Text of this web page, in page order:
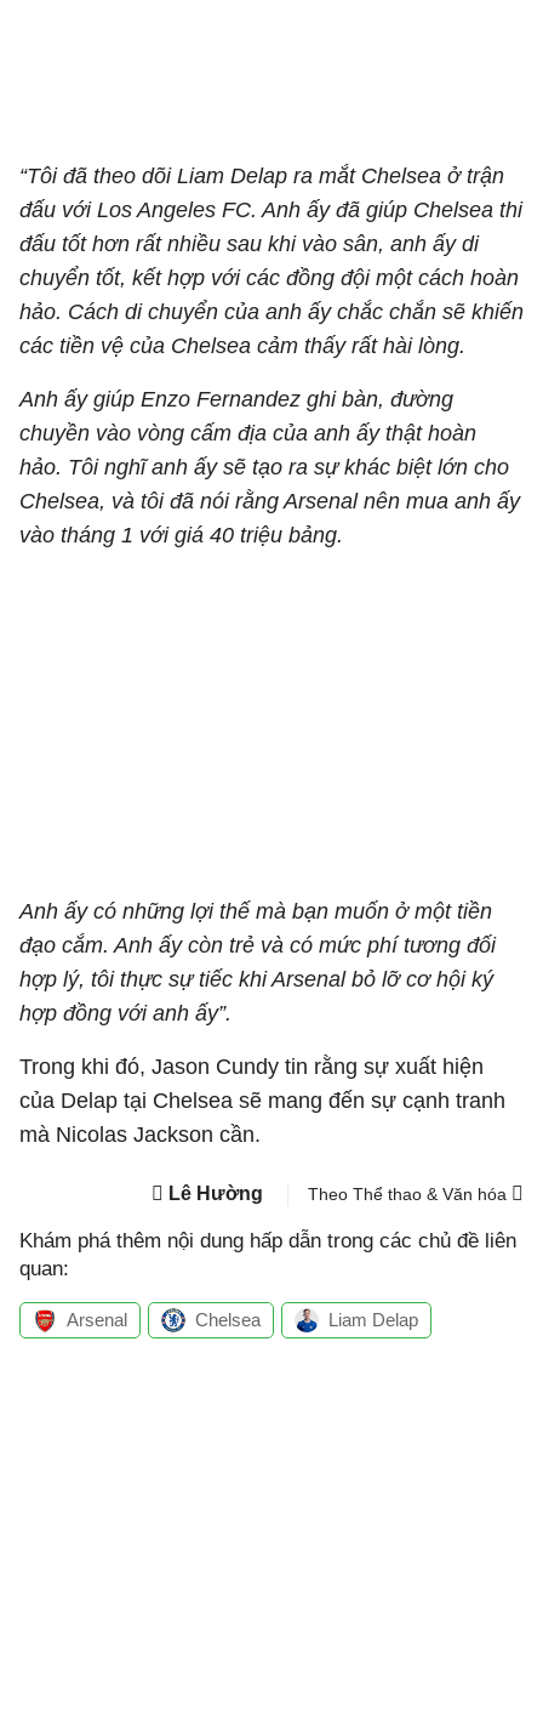
“Tôi đã theo dõi Liam Delap ra mắt Chelsea ở trận
đấu với Los Angeles FC. Anh ấy đã giúp Chelsea thi
đấu tốt hơn rất nhiều sau khi vào sân, anh ấy di
chuyển tốt, kết hợp với các đồng đội một cách hoàn
hảo. Cách di chuyển của anh ấy chắc chắn sẽ khiến
các tiền vệ của Chelsea cảm thấy rất hài lòng.
Anh ấy giúp Enzo Fernandez ghi bàn, đường
chuyền vào vòng cấm địa của anh ấy thật hoàn
hảo. Tôi nghĩ anh ấy sẽ tạo ra sự khác biệt lớn cho
Chelsea, và tôi đã nói rằng Arsenal nên mua anh ấy
vào tháng 1 với giá 40 triệu bảng.
Anh ấy có những lợi thế mà bạn muốn ở một tiền
đạo cắm. Anh ấy còn trẻ và có mức phí tương đối
hợp lý, tôi thực sự tiếc khi Arsenal bỏ lỡ cơ hội ký
hợp đồng với anh ấy”.
Trong khi đó, Jason Cundy tin rằng sự xuất hiện
của Delap tại Chelsea sẽ mang đến sự cạnh tranh
mà Nicolas Jackson cần.
Lê Hường Theo Thể thao & Văn hóa
Khám phá thêm nội dung hấp dẫn trong các chủ đề liên
quan:
Arsenal Chelsea Liam Delap